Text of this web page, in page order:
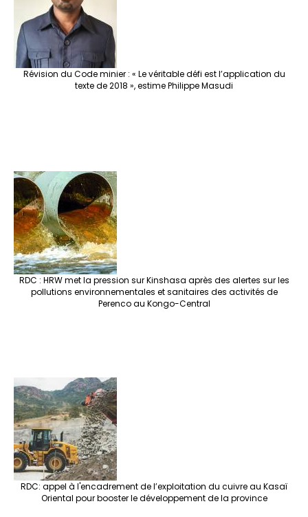
Révision du Code minier : « Le véritable défi est l’application du
texte de 2018 », estime Philippe Masudi
RDC : HRW met la pression sur Kinshasa après des alertes sur les
pollutions environnementales et sanitaires des activités de
Perenco au Kongo-Central
RDC: appel à l'encadrement de l’exploitation du cuivre au Kasaï
Oriental pour booster le développement de la province